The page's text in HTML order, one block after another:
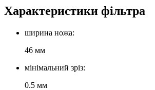
Характеристики фільтра
ширина ножа:
46 мм
мінімальний зріз:
0.5 мм